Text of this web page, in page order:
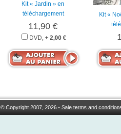
Kit « Jardin » en
téléchargement
11,90 €
DVD, + 2,00 €
Kit «
© Copyright 2007, 2026 -Sale terms and